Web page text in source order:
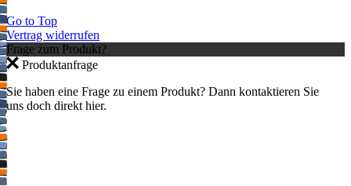
Go to Top
Vertrag widerrufen
Frage zum Produkt?
Produktanfrage
Sie haben eine Frage zu einem Produkt? Dann kontaktieren Sie
uns doch direkt hier.